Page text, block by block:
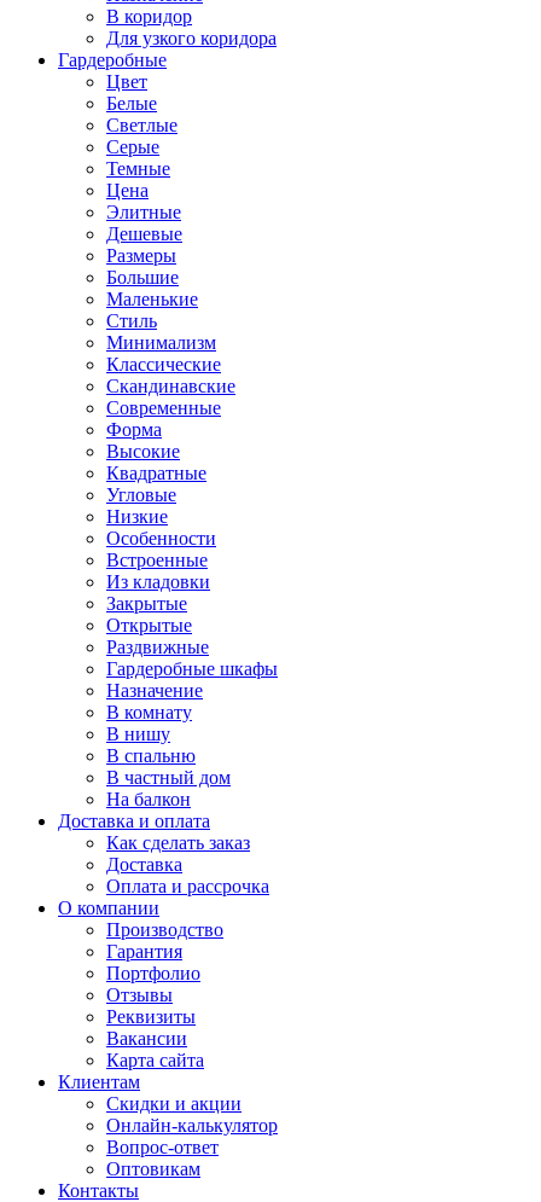
В коридор
Для узкого коридора
Гардеробные
Цвет
Белые
Светлые
Серые
Темные
Цена
Элитные
Дешевые
Размеры
Большие
Маленькие
Стиль
Минимализм
Классические
Скандинавские
Современные
Форма
Высокие
Квадратные
Угловые
Низкие
Особенности
Встроенные
Из кладовки
Закрытые
Открытые
Раздвижные
Гардеробные шкафы
Назначение
В комнату
В нишу
В спальню
В частный дом
На балкон
Доставка и оплата
Как сделать заказ
Доставка
Оплата и рассрочка
О компании
Производство
Гарантия
Портфолио
Отзывы
Реквизиты
Вакансии
Карта сайта
Клиентам
Скидки и акции
Онлайн-калькулятор
Вопрос-ответ
Оптовикам
Контакты